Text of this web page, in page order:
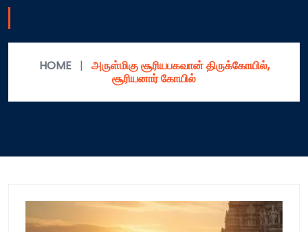
HOME |
அருள்மிகு சூரியபகவான் திருக்கோயில்,
சூரியனார் கோயில்